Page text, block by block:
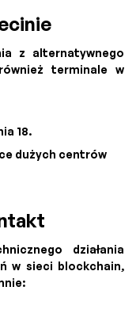
z alternatywnego
terminale w
18.
dużych centrów
działania
w sieci blockchain,